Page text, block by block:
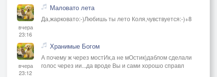
вчера
23:16
Маловато лета
Да,жарковато:-)Любишь ты лето Коля,чувствуется:-)+8
вчера
23:12
Хранимые Богом
А почему ж через мостИк,а не мОстик)даблом сделали
голос через ии...да вроде Вы и сами хорошо справл